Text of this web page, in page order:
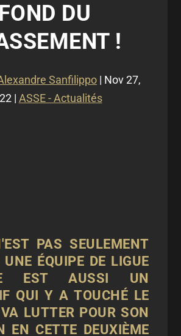
FOND DU
!
Sanfilippo | Nov 27,
| ASSE - Actualités
PAS SEULEMENT
UNE ÉQUIPE DE LIGUE
EST AUSSI UN
QUI Y A TOUCHÉ LE
LUTTER POUR SON
EN CETTE DEUXIÈME